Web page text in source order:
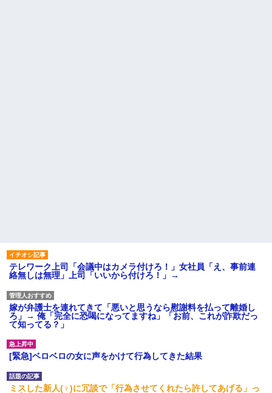
テレワーク上司「会議中はカメラ付けろ！」女社員「え、事前連
絡無しは無理」上司「いいから付けろ！」→
嫁が弁護士を連れてきて「悪いと思うなら慰謝料を払って離婚し
ろ」→ 俺「完全に恐喝になってますね」「お前、これが詐欺だっ
て知ってる？」
[緊急]ベロベロの女に声をかけて行為してきた結果
ミスした新人(♀)に冗談で「行為させてくれたら許してあげる」っ